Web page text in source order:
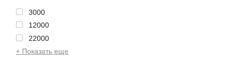
3000
12000
22000
+ Показать еще